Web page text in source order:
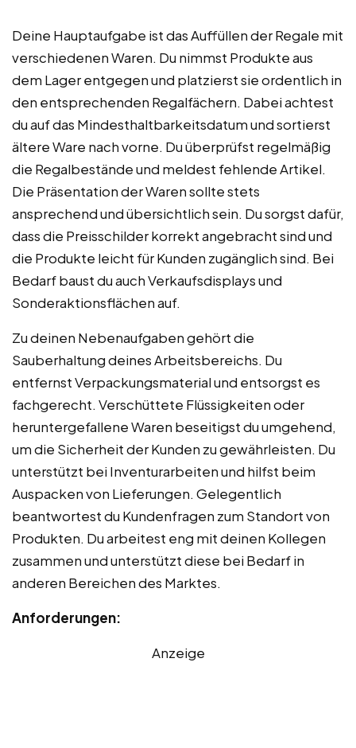
Deine Hauptaufgabe ist das Auffüllen der Regale mit
verschiedenen Waren. Du nimmst Produkte aus
dem Lager entgegen und platzierst sie ordentlich in
den entsprechenden Regalfächern. Dabei achtest
du auf das Mindesthaltbarkeitsdatum und sortierst
ältere Ware nach vorne. Du überprüfst regelmäßig
die Regalbestände und meldest fehlende Artikel.
Die Präsentation der Waren sollte stets
ansprechend und übersichtlich sein. Du sorgst dafür,
dass die Preisschilder korrekt angebracht sind und
die Produkte leicht für Kunden zugänglich sind. Bei
Bedarf baust du auch Verkaufsdisplays und
Sonderaktionsflächen auf.
Zu deinen Nebenaufgaben gehört die
Sauberhaltung deines Arbeitsbereichs. Du
entfernst Verpackungsmaterial und entsorgst es
fachgerecht. Verschüttete Flüssigkeiten oder
heruntergefallene Waren beseitigst du umgehend,
um die Sicherheit der Kunden zu gewährleisten. Du
unterstützt bei Inventurarbeiten und hilfst beim
Auspacken von Lieferungen. Gelegentlich
beantwortest du Kundenfragen zum Standort von
Produkten. Du arbeitest eng mit deinen Kollegen
zusammen und unterstützt diese bei Bedarf in
anderen Bereichen des Marktes.
Anforderungen:
Anzeige